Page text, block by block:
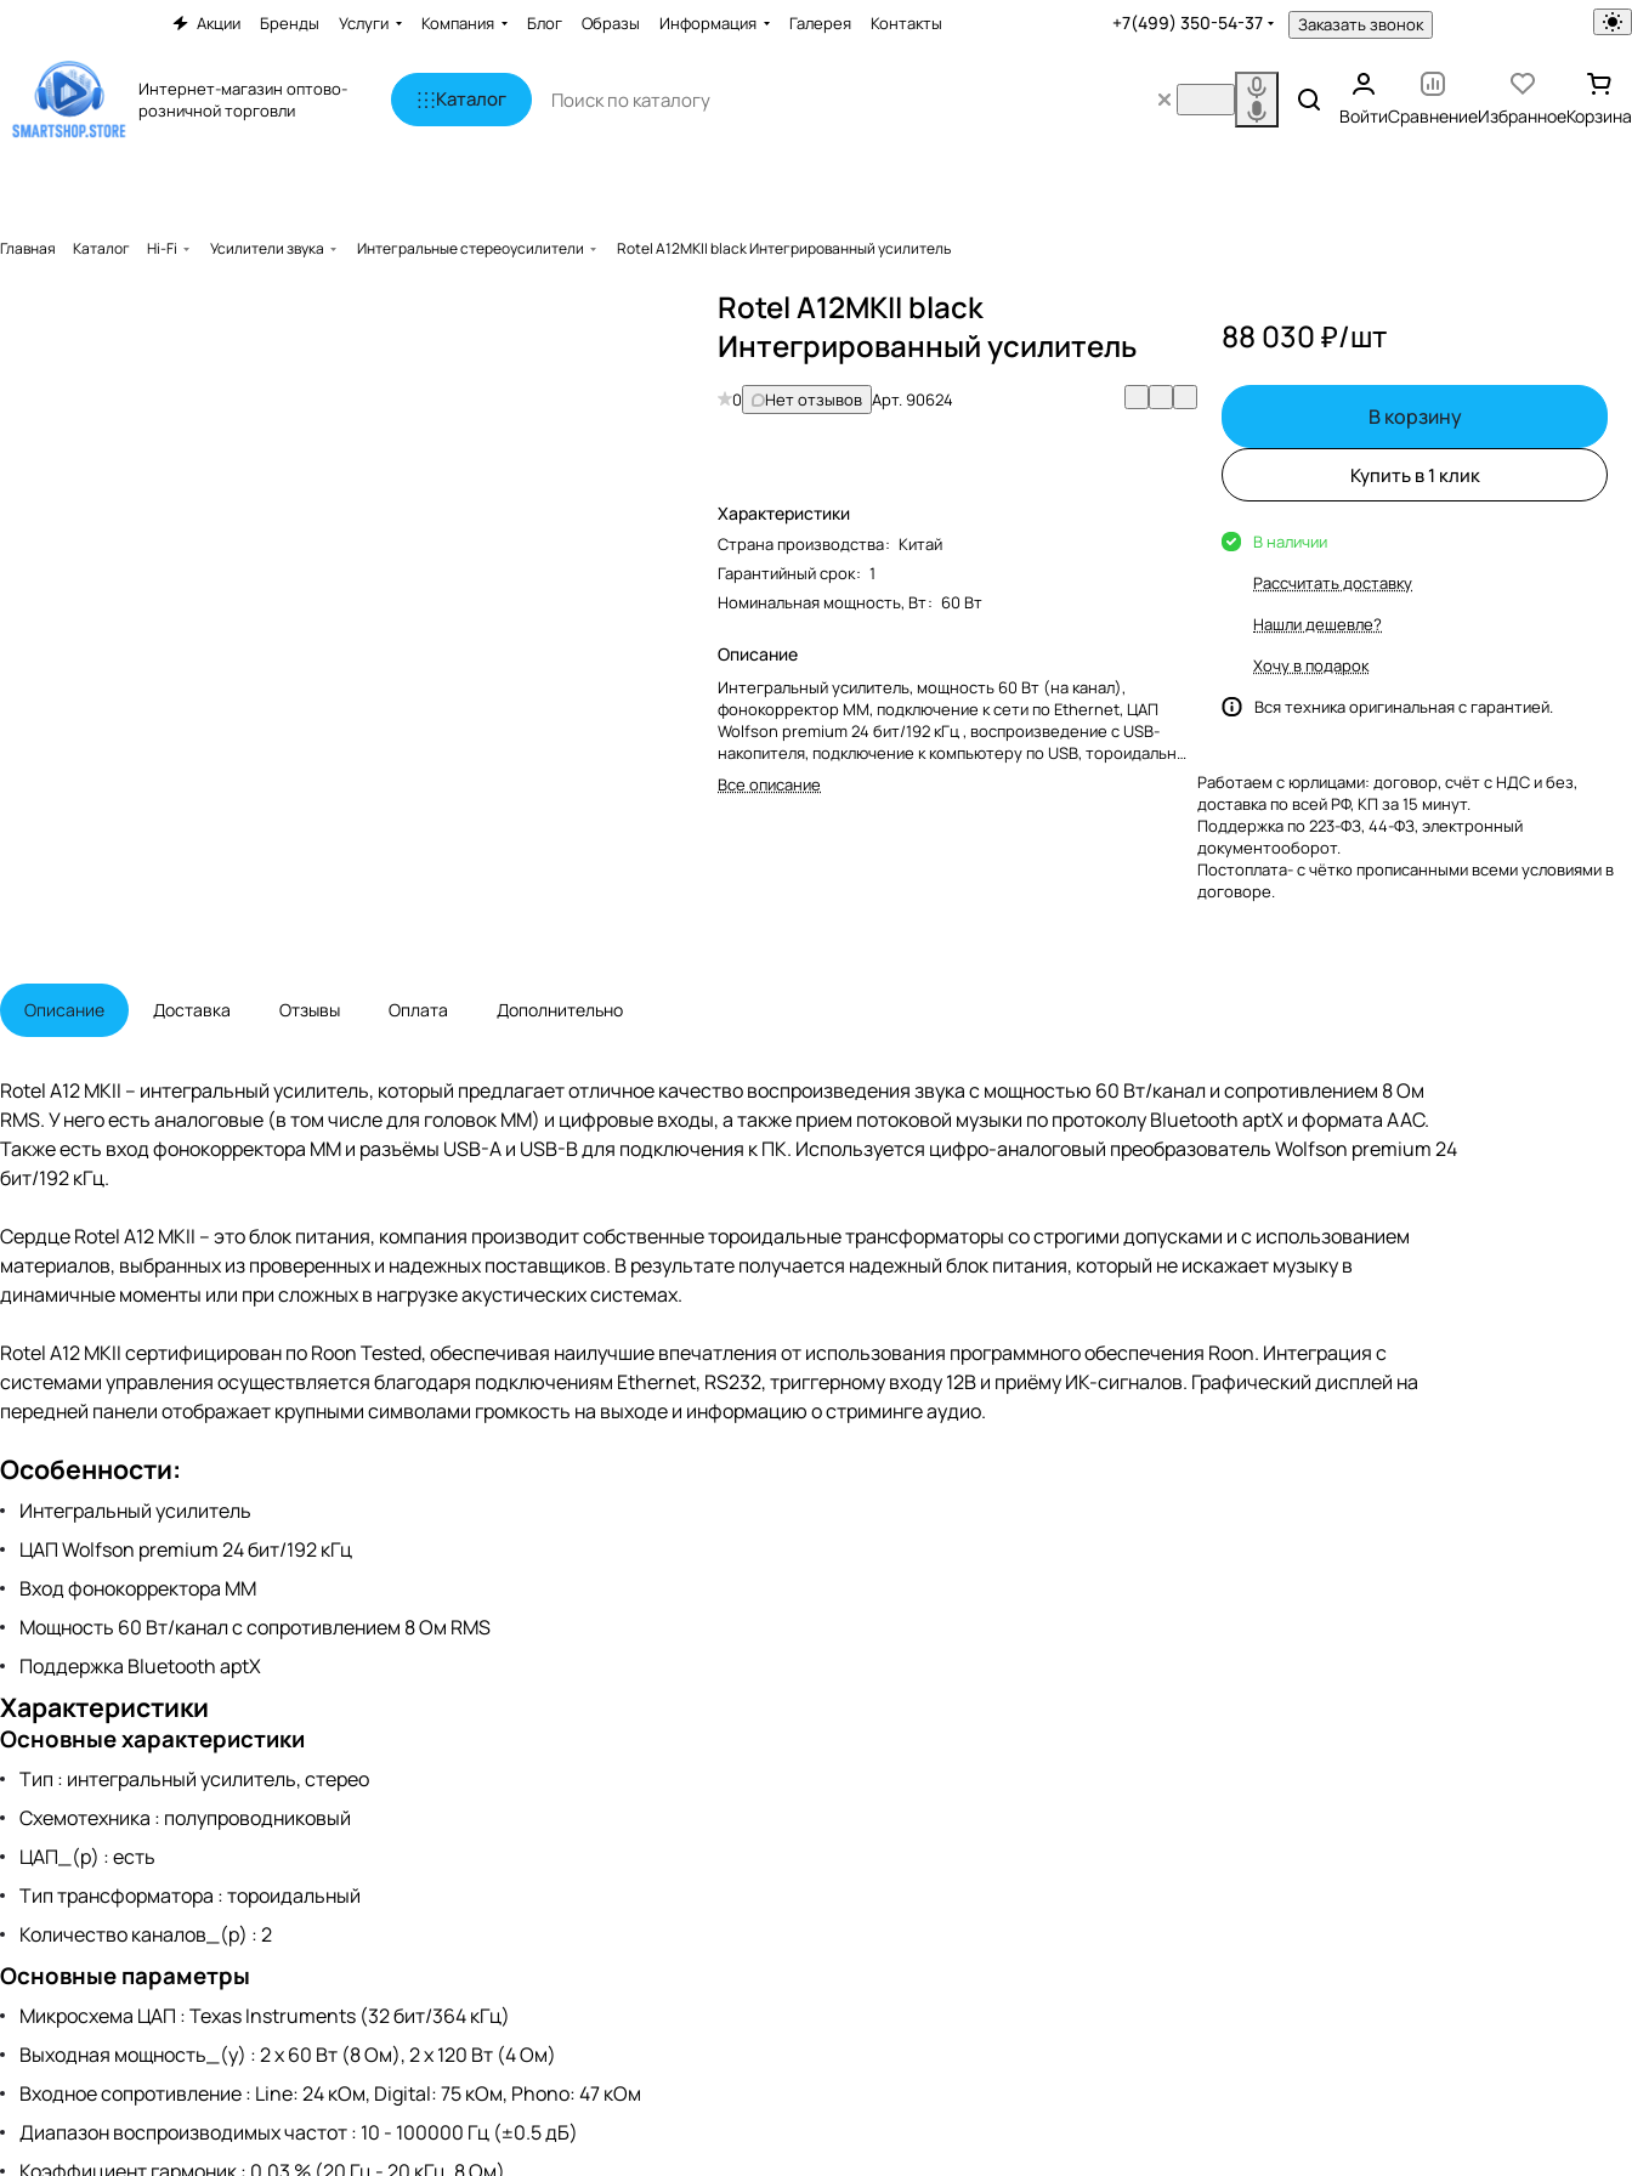
Акции Бренды Услуги Компания Блог Образы Информация Галерея Контакты +7(499) 350-54-37 Заказать звонок
Интернет-магазин оптово-
розничной торговли
Каталог
ВойтиСравнениеИзбранноеКорзина
Главная Каталог Hi-Fi Усилители звука Интегральные стереоусилители Rotel A12MKII black Интегрированный усилитель
Rotel A12MKII black
Интегрированный усилитель
0 Нет отзывов Арт.90624
Характеристики
Страна производства: Китай
Гарантийный срок: 1
Номинальная мощность, Вт: 60 Вт
Описание
Интегральный усилитель, мощность 60 Вт (на канал),
фонокорректор MM, подключение к сети по Ethernet, ЦАП
Wolfson premium 24 бит/192 кГц , воспроизведение с USB-
накопителя, подключение к компьютеру по USB, тороидальный
трансформатор, потребляемая мощность 230 Вт.
Все описание
88 030 ₽/шт
В корзину
Купить в 1 клик
В наличии
Рассчитать доставку
Нашли дешевле?
Хочу в подарок
Вся техника оригинальная с гарантией.
Работаем с юрлицами: договор, счёт с НДС и без,
доставка по всей РФ, КП за 15 минут.
Поддержка по 223-ФЗ, 44-ФЗ, электронный
документооборот.
Постоплата- с чётко прописанными всеми условиями в
договоре.
Описание Доставка Отзывы Оплата Дополнительно
Rotel A12 MKII – интегральный усилитель, который предлагает отличное качество воспроизведения звука с мощностью 60 Вт/канал и сопротивлением 8 Ом
RMS. У него есть аналоговые (в том числе для головок MM) и цифровые входы, а также прием потоковой музыки по протоколу Bluetooth aptX и формата ААС.
Также есть вход фонокорректора ММ и разъёмы USB-A и USB-B для подключения к ПК. Используется цифро-аналоговый преобразователь Wolfson premium 24
бит/192 кГц.
Сердце Rotel A12 MKII – это блок питания, компания производит собственные тороидальные трансформаторы со строгими допусками и с использованием
материалов, выбранных из проверенных и надежных поставщиков. В результате получается надежный блок питания, который не искажает музыку в
динамичные моменты или при сложных в нагрузке акустических системах.
Rotel A12 MKII сертифицирован по Roon Tested, обеспечивая наилучшие впечатления от использования программного обеспечения Roon. Интеграция с
системами управления осуществляется благодаря подключениям Ethernet, RS232, триггерному входу 12В и приёму ИК-сигналов. Графический дисплей на
передней панели отображает крупными символами громкость на выходе и информацию о стриминге аудио.
Особенности:
Интегральный усилитель
ЦАП Wolfson premium 24 бит/192 кГц
Вход фонокорректора ММ
Мощность 60 Вт/канал с сопротивлением 8 Ом RMS
Поддержка Bluetooth aptX
Характеристики
Основные характеристики
Тип : интегральный усилитель, стерео
Схемотехника : полупроводниковый
ЦАП_(р) : есть
Тип трансформатора : тороидальный
Количество каналов_(р) : 2
Основные параметры
Микросхема ЦАП : Texas Instruments (32 бит/364 кГц)
Выходная мощность_(у) : 2 х 60 Вт (8 Ом), 2 х 120 Вт (4 Ом)
Входное сопротивление : Line: 24 кОм, Digital: 75 кОм, Phono: 47 кОм
Диапазон воспроизводимых частот : 10 - 100000 Гц (±0.5 дБ)